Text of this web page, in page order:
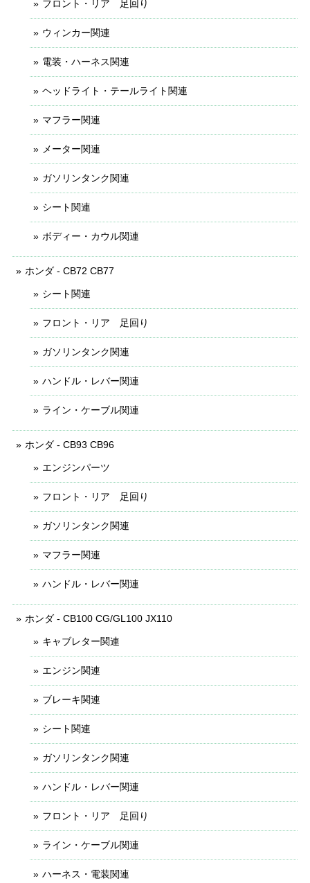
フロント・リア 足回り
ウィンカー関連
電装・ハーネス関連
ヘッドライト・テールライト関連
マフラー関連
メーター関連
ガソリンタンク関連
シート関連
ボディー・カウル関連
ホンダ - CB72 CB77
シート関連
フロント・リア 足回り
ガソリンタンク関連
ハンドル・レバー関連
ライン・ケーブル関連
ホンダ - CB93 CB96
エンジンパーツ
フロント・リア 足回り
ガソリンタンク関連
マフラー関連
ハンドル・レバー関連
ホンダ - CB100 CG/GL100 JX110
キャブレター関連
エンジン関連
ブレーキ関連
シート関連
ガソリンタンク関連
ハンドル・レバー関連
フロント・リア 足回り
ライン・ケーブル関連
ハーネス・電装関連